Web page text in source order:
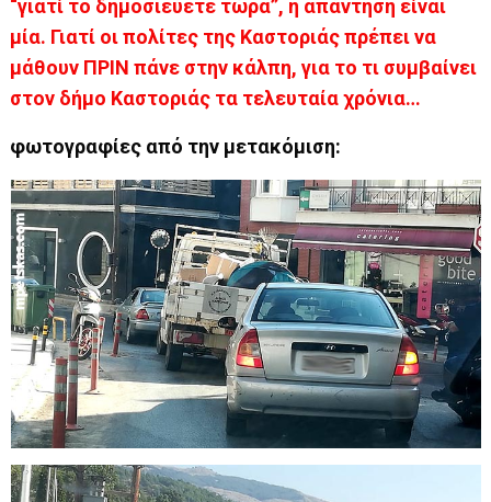
“γιατί το δημοσιεύετε τώρα”, η απάντηση είναι
μία. Γιατί οι πολίτες της Καστοριάς πρέπει να
μάθουν ΠΡΙΝ πάνε στην κάλπη, για το τι συμβαίνει
στον δήμο Καστοριάς τα τελευταία χρόνια…
φωτογραφίες από την μετακόμιση: